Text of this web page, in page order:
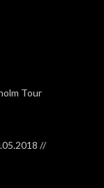
Tour
//